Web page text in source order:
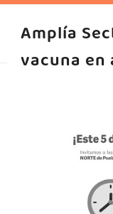
Amplía
vacuna